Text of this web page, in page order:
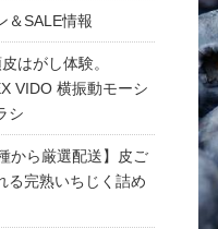
＆SALE情報
はがし体験。
VIDO 横振動モーシ
シ
から厳選配送】皮ご
る完熟いちじく詰め